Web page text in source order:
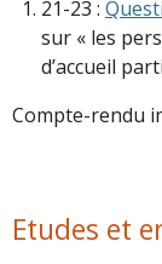
21-23 :
sur « les
d’accueil
Compte-rendu
Etudes et